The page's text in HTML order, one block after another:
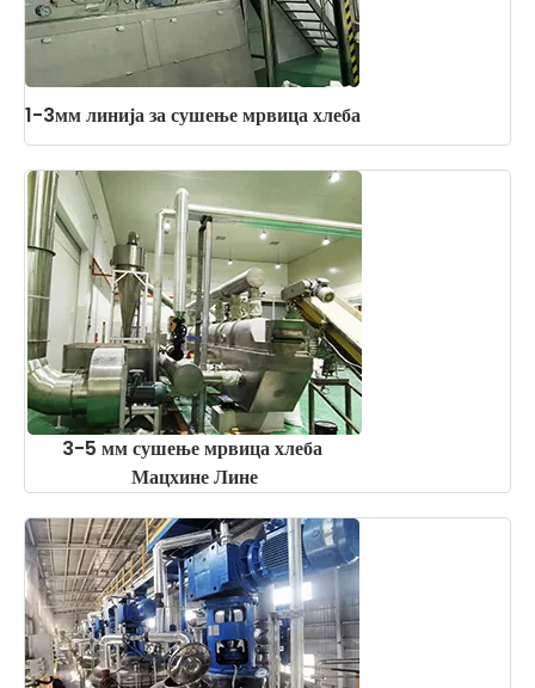
1-3мм линија за сушење мрвица хлеба
3-5 мм сушење мрвица хлеба
Мацхине Лине